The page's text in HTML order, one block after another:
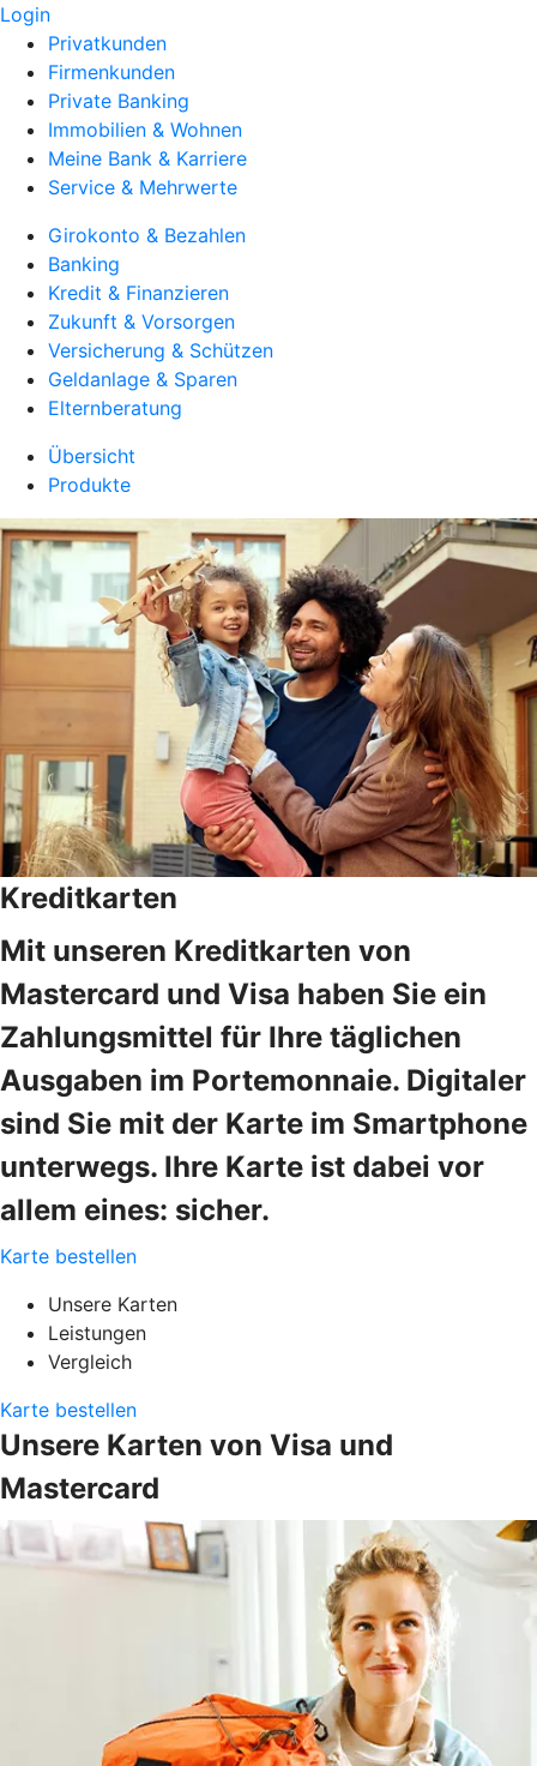
Login
Privatkunden
Firmenkunden
Private Banking
Immobilien & Wohnen
Meine Bank & Karriere
Service & Mehrwerte
Girokonto & Bezahlen
Banking
Kredit & Finanzieren
Zukunft & Vorsorgen
Versicherung & Schützen
Geldanlage & Sparen
Elternberatung
Übersicht
Produkte
Kreditkarten
Mit unseren Kreditkarten von
Mastercard und Visa haben Sie ein
Zahlungsmittel für Ihre täglichen
Ausgaben im Portemonnaie. Digitaler
sind Sie mit der Karte im Smartphone
unterwegs. Ihre Karte ist dabei vor
allem eines: sicher.
Karte bestellen
Unsere Karten
Leistungen
Vergleich
Karte bestellen
Unsere Karten von Visa und
Mastercard